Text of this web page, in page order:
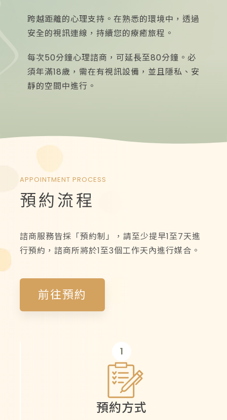
跨越距離的心理支持。在熟悉的環境中，透過
安全的視訊連線，持續您的療癒旅程。
每次50分鐘心理諮商，可延長至80分鐘。必
須年滿18歲，需在有視訊設備，並且隱私、安
靜的空間中進行。
APPOINTMENT PROCESS
預約流程
諮商服務皆採「預約制」，請至少提早1至7天進
行預約，諮商所將於1至3個工作天內進行媒合。
前往預約
1
預約方式